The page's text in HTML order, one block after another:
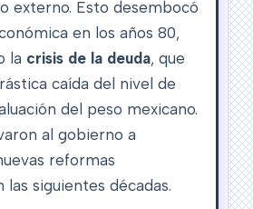
externo. Esto desembocó
en los años 80,
la crisis de la deuda, que
caída del nivel de
del peso mexicano.
al gobierno a
reformas
las siguientes décadas.